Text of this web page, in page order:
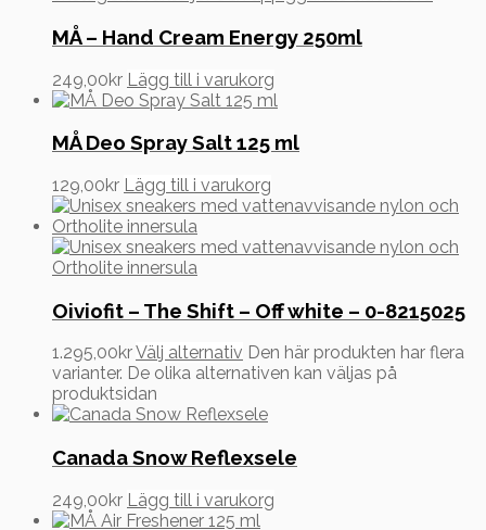
MÅ – Hand Cream Energy 250ml
249,00kr Lägg till i varukorg
MÅ Deo Spray Salt 125 ml
129,00kr Lägg till i varukorg
Oiviofit – The Shift – Off white – 0-8215025
1.295,00krVälj alternativ Den här produkten har flera
varianter. De olika alternativen kan väljas på
produktsidan
Canada Snow Reflexsele
249,00kr Lägg till i varukorg